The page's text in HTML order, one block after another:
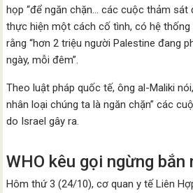
họp “để ngăn chặn… các cuộc thảm sát
thực hiện một cách cố tình, có hệ thống
rằng “hơn 2 triệu người Palestine đang
ngày, mỗi đêm”.
Theo luật pháp quốc tế, ông al-Maliki
nhân loại chúng ta là ngăn chặn” các
do Israel gây ra.
WHO kêu gọi ngừng
Hôm thứ 3 (24/10), cơ quan y tế Liên